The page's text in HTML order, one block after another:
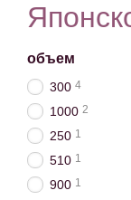
объем
300 4
1000 2
250 1
510 1
900 1